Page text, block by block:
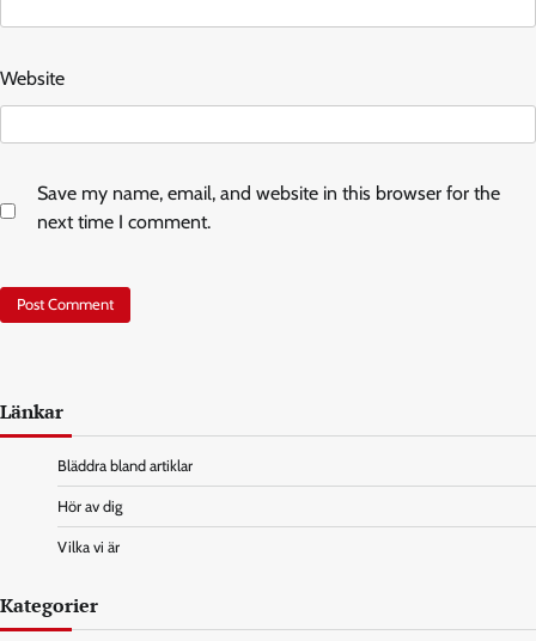
Website
Save my name, email, and website in this browser for the
next time I comment.
Länkar
Bläddra bland artiklar
Hör av dig
Vilka vi är
Kategorier